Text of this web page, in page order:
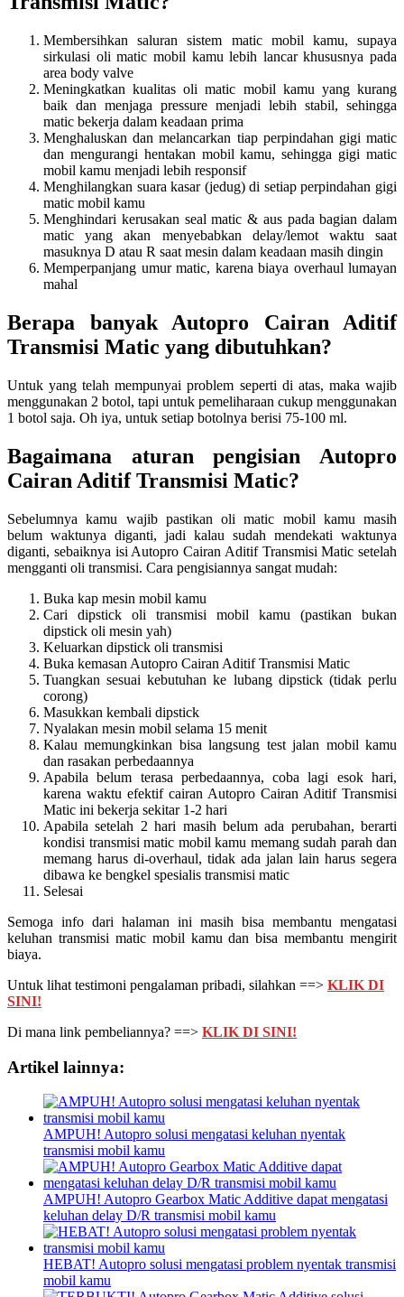
Membersihkan saluran sistem matic mobil kamu, supaya
sirkulasi oli matic mobil kamu lebih lancar khususnya pada
area body valve
Meningkatkan kualitas oli matic mobil kamu yang kurang
baik dan menjaga pressure menjadi lebih stabil, sehingga
matic bekerja dalam keadaan prima
Menghaluskan dan melancarkan tiap perpindahan gigi matic
dan mengurangi hentakan mobil kamu, sehingga gigi matic
mobil kamu menjadi lebih responsif
Menghilangkan suara kasar (jedug) di setiap perpindahan gigi
matic mobil kamu
Menghindari kerusakan seal matic & aus pada bagian dalam
matic yang akan menyebabkan delay/lemot waktu saat
masuknya D atau R saat mesin dalam keadaan masih dingin
Memperpanjang umur matic, karena biaya overhaul lumayan
mahal
Berapa banyak Autopro Cairan Aditif
Transmisi Matic yang dibutuhkan?
Untuk yang telah mempunyai problem seperti di atas, maka wajib
menggunakan 2 botol, tapi untuk pemeliharaan cukup menggunakan
1 botol saja. Oh iya, untuk setiap botolnya berisi 75-100 ml.
Bagaimana aturan pengisian Autopro
Cairan Aditif Transmisi Matic?
Sebelumnya kamu wajib pastikan oli matic mobil kamu masih
belum waktunya diganti, jadi kalau sudah mendekati waktunya
diganti, sebaiknya isi Autopro Cairan Aditif Transmisi Matic setelah
mengganti oli transmisi. Cara pengisiannya sangat mudah:
Buka kap mesin mobil kamu
Cari dipstick oli transmisi mobil kamu (pastikan bukan
dipstick oli mesin yah)
Keluarkan dipstick oli transmisi
Buka kemasan Autopro Cairan Aditif Transmisi Matic
Tuangkan sesuai kebutuhan ke lubang dipstick (tidak perlu
corong)
Masukkan kembali dipstick
Nyalakan mesin mobil selama 15 menit
Kalau memungkinkan bisa langsung test jalan mobil kamu
dan rasakan perbedaannya
Apabila belum terasa perbedaannya, coba lagi esok hari,
karena waktu efektif cairan Autopro Cairan Aditif Transmisi
Matic ini bekerja sekitar 1-2 hari
Apabila setelah 2 hari masih belum ada perubahan, berarti
kondisi transmisi matic mobil kamu memang sudah parah dan
memang harus di-overhaul, tidak ada jalan lain harus segera
dibawa ke bengkel spesialis transmisi matic
Selesai
Semoga info dari halaman ini masih bisa membantu mengatasi
keluhan transmisi matic mobil kamu dan bisa membantu mengirit
biaya.
Untuk lihat testimoni pengalaman pribadi, silahkan ==> KLIK DI
SINI!
Di mana link pembeliannya? ==> KLIK DI SINI!
Artikel lainnya:
AMPUH! Autopro solusi mengatasi keluhan nyentak
transmisi mobil kamu
AMPUH! Autopro Gearbox Matic Additive dapat mengatasi
keluhan delay D/R transmisi mobil kamu
HEBAT! Autopro solusi mengatasi problem nyentak transmisi
mobil kamu